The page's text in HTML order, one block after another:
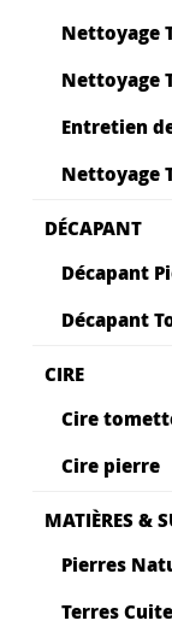
Nettoyage
Nettoyage
Entretien
Nettoyage
DÉCAPANT
Décapant
Décapant
CIRE
Cire
Cire pierre
MATIÈRES &
Pierres
Terres